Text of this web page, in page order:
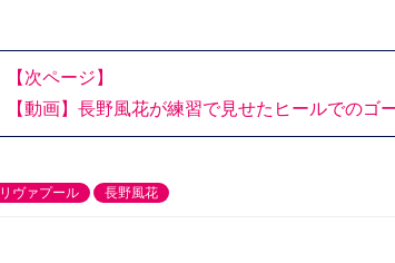
【次ページ】
【動画】長野風花が練習で見せたヒールでのゴ
リヴァプール 長野風花